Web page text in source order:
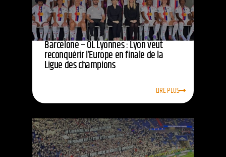
Barcelone – OL Lyonnes : Lyon veut
reconquérir l’Europe en finale de la
Ligue des champions
LIRE PLUS